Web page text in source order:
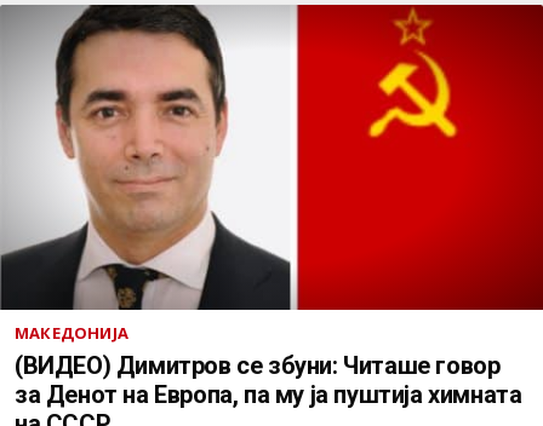
МАКЕДОНИЈА
(ВИДЕО) Димитров се збуни: Читаше говор
за Денот на Европа, па му ја пуштија химната